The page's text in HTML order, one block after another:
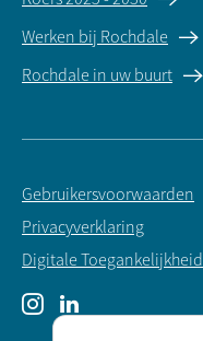
Werken bij Rochdale
Rochdale in uw buurt
Gebruikersvoorwaarden
Privacyverklaring
Digitale Toegankelijkheid
InstagramLinkedIn